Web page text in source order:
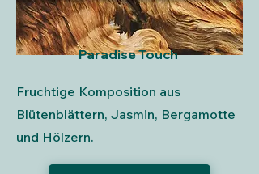
Paradise Touch
Fruchtige Komposition aus
Blütenblättern, Jasmin, Bergamotte
und Hölzern.